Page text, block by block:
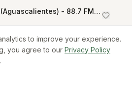
88.7 Radio BI (Aguascalientes) - 88.7 FM - XHBI-FM - Radiogrupo - Aguascalientes, Aguascalientes
ABC Deportes (Monterrey) - 92.1 FM / 660 AM - XHGBO-FM / XEFZ-AM - Grupo Radio Alegría - General Bravo / Monterrey, NL
to improve your experience.
you agree to our Privacy Policy
.